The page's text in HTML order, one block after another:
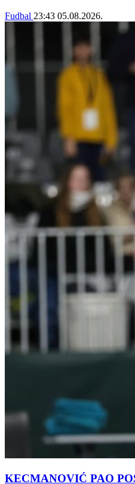
Fudbal 23:43 05.08.2026.
KECMANOVIĆ PAO